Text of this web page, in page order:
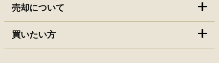
売却について
買いたい方